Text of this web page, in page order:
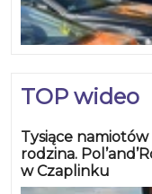
TOP wideo
Tysiące
rodzina.
w Czaplinku